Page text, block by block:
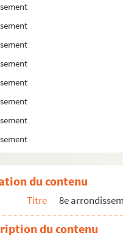
du contenu
Titre 8e
du contenu